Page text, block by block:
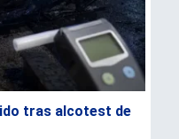
tras alcotest de